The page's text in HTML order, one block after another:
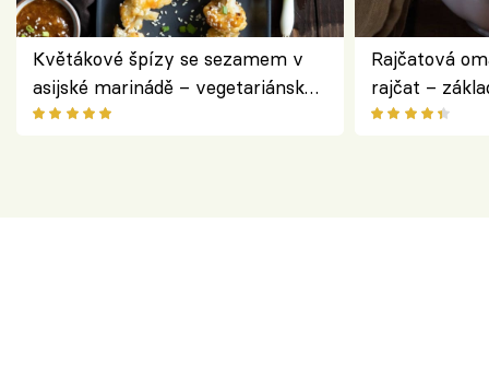
Květákové špízy se sezamem v
asijské marinádě – vegetariánská
chuťovka z grilu
Rajčatová
rajčat –